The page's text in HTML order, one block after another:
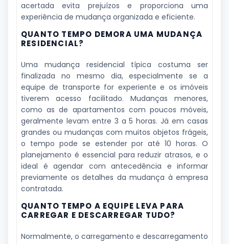
acertada evita prejuízos e proporciona uma
experiência de mudança organizada e eficiente.
QUANTO TEMPO DEMORA UMA MUDANÇA
RESIDENCIAL?
Uma mudança residencial típica costuma ser
finalizada no mesmo dia, especialmente se a
equipe de transporte for experiente e os imóveis
tiverem acesso facilitado. Mudanças menores,
como as de apartamentos com poucos móveis,
geralmente levam entre 3 a 5 horas. Já em casas
grandes ou mudanças com muitos objetos frágeis,
o tempo pode se estender por até 10 horas. O
planejamento é essencial para reduzir atrasos, e o
ideal é agendar com antecedência e informar
previamente os detalhes da mudança à empresa
contratada.
QUANTO TEMPO A EQUIPE LEVA PARA
CARREGAR E DESCARREGAR TUDO?
Normalmente, o carregamento e descarregamento